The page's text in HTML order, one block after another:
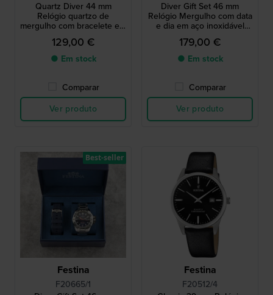
Quartz Diver 44 mm
Relógio quartzo de
mergulho com bracelete em
aço inoxidável
129,00 €
● Em stock
Comparar
Ver produto
Diver Gift Set 46 mm
Relógio Mergulho com data
e dia em aço inoxidável
com proteção da coroa e
bracelete extra
179,00 €
● Em stock
Comparar
Ver produto
Festina
F20665/1
Best-seller
Festina
F20512/4